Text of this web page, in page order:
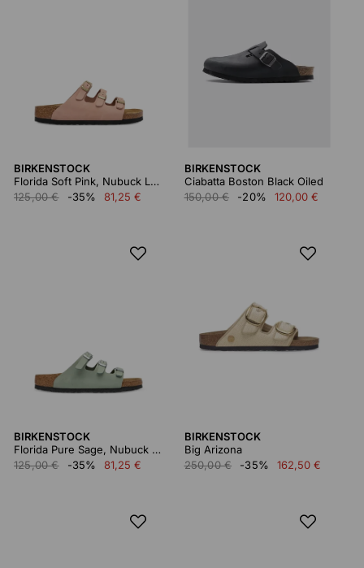
BIRKENSTOCK
Florida Soft Pink, Nubuck Leather
125,00 €
-35% 81,25 €
BIRKENSTOCK
Ciabatta Boston Black Oiled
150,00 €
-20% 120,00 €
BIRKENSTOCK
Florida Pure Sage, Nubuck Leather
125,00 €
-35% 81,25 €
BIRKENSTOCK
Big Arizona
250,00 €
-35% 162,50 €